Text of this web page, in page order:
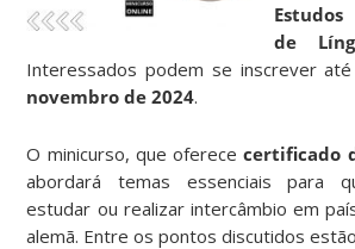
de
Interessados podem se inscrever
novembro de 2024.
O minicurso, que oferececertificado
abordará temas essenciais para
estudar ou realizar intercâmbio em
alemã. Entre os pontos discutidos